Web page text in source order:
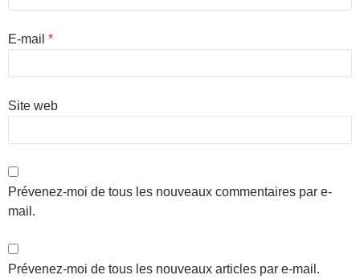
E-mail *
Site web
Prévenez-moi de tous les nouveaux commentaires par e-
mail.
Prévenez-moi de tous les nouveaux articles par e-mail.